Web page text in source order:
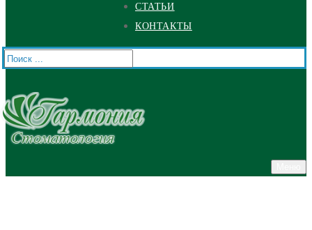
СТАТЬИ
КОНТАКТЫ
Найти: